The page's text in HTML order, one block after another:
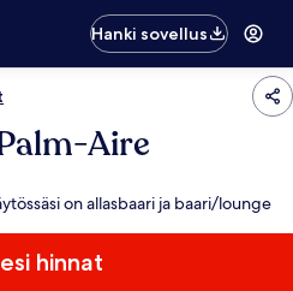
Hanki sovellus
Aire
on allasbaari ja baari/lounge
hinnat